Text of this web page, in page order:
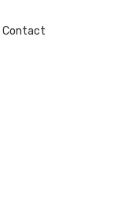
Contact